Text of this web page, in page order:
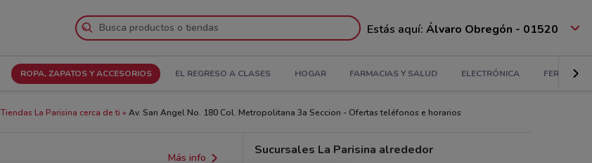
Estás aquí: Álvaro Obregón - 01520
ROPA, ZAPATOS Y ACCESORIOS EL REGRESO A CLASES HOGAR FARMACIAS Y SALUD ELECTRÓNICA
Tiendas La Parisina cerca de ti Av. San Angel No. 180 Col. Metropolitana 3a Seccion - Ofertas teléfonos e horarios
Más info
Sucursales La Parisina alrededor